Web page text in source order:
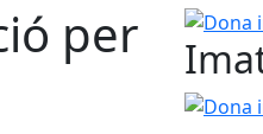
per
Dona
Dona